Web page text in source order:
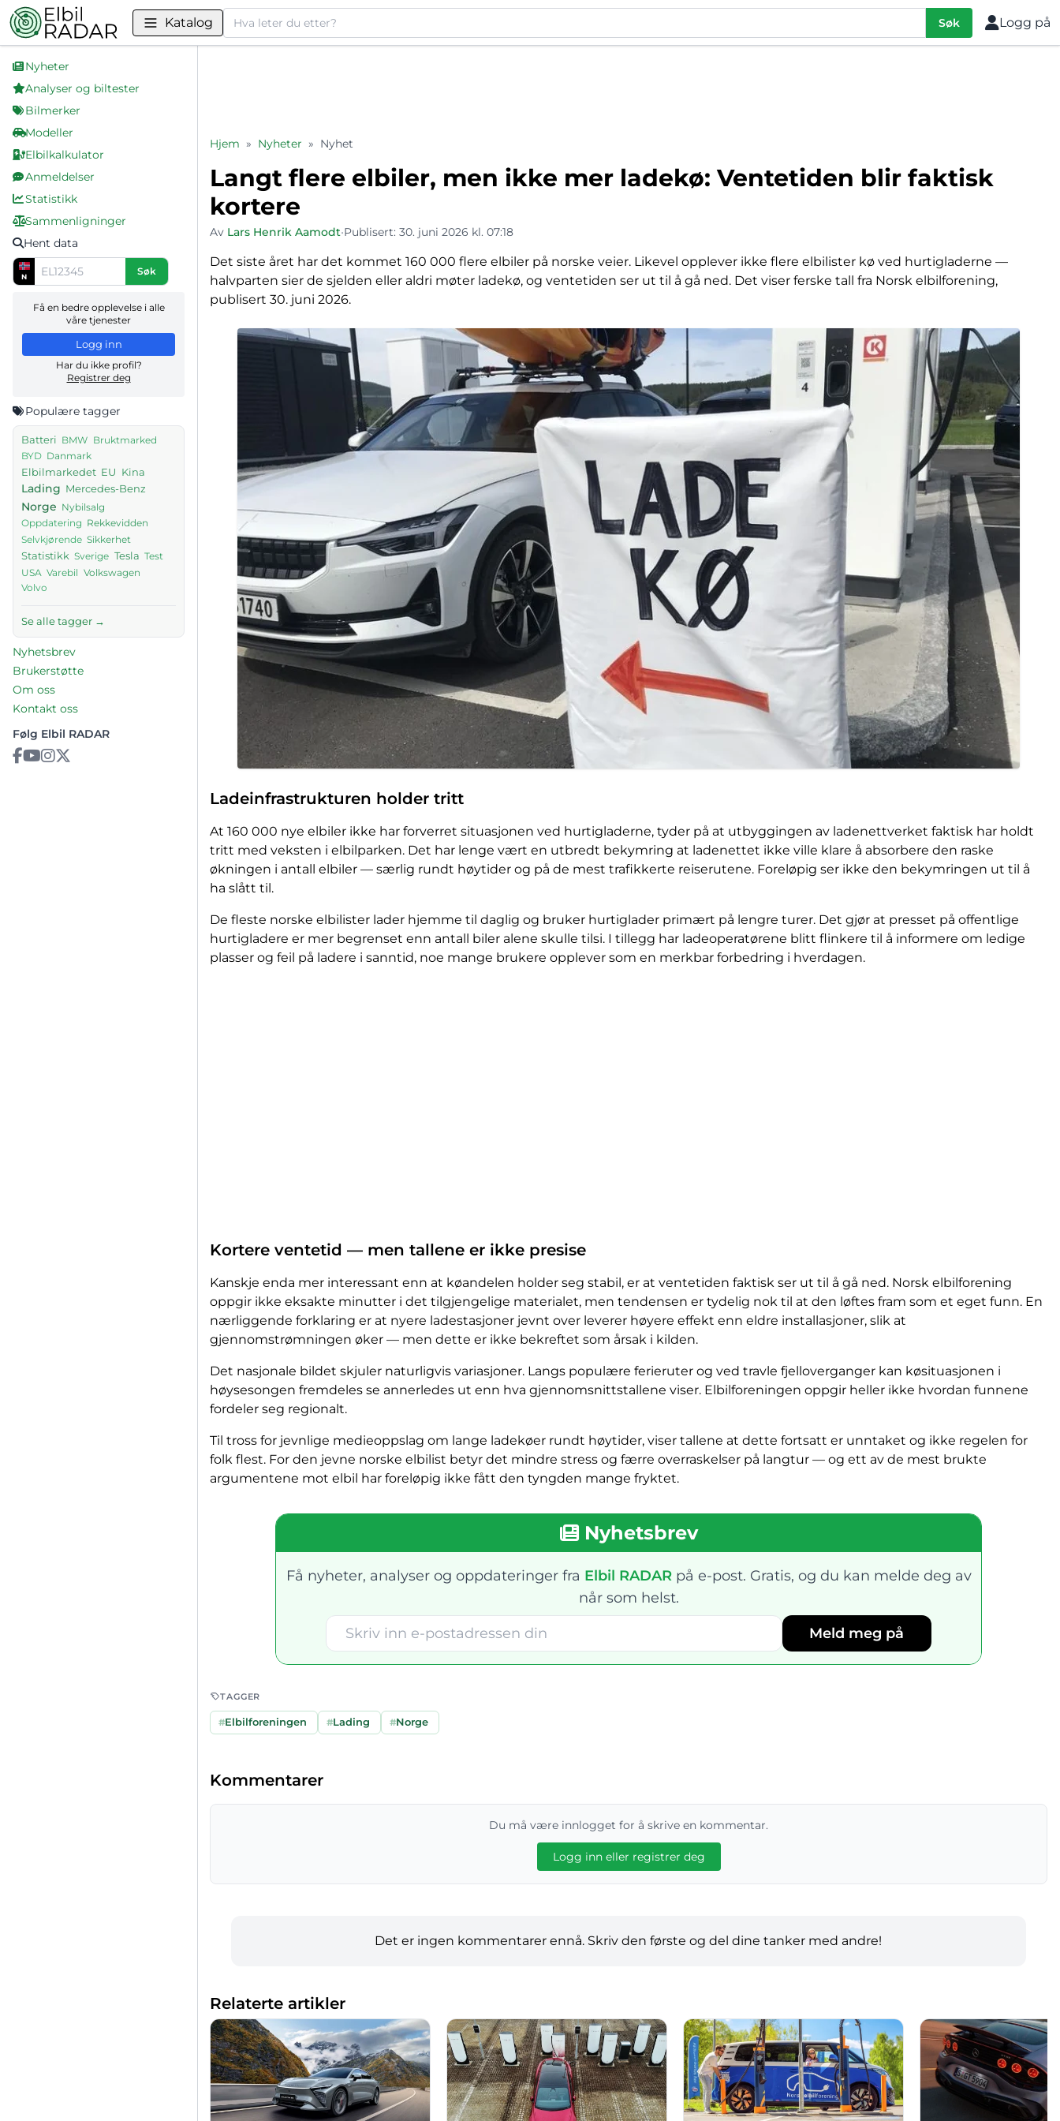
Katalog Søk Søk Logg på
Nyheter
Analyser og biltester
Bilmerker
Modeller
Elbilkalkulator
Anmeldelser
Statistikk
Sammenligninger
Hent data
N Søk
Få en bedre opplevelse i alle
våre tjenester
Logg inn
Har du ikke profil?
Registrer deg
Populære tagger
Batteri BMW Bruktmarked
BYD Danmark
Elbilmarkedet EU Kina
Lading Mercedes-Benz
Norge Nybilsalg
Oppdatering Rekkevidden
Selvkjørende Sikkerhet
Statistikk Sverige Tesla Test
USA Varebil Volkswagen
Volvo
Se alle tagger →
Nyhetsbrev
Brukerstøtte
Om oss
Kontakt oss
Følg Elbil RADAR
Hjem » Nyheter » Nyhet
Langt flere elbiler, men ikke mer ladekø: Ventetiden blir faktisk
kortere
Av Lars Henrik Aamodt•Publisert: 30. juni 2026 kl. 07:18
Det siste året har det kommet 160 000 flere elbiler på norske veier. Likevel opplever ikke flere elbilister kø ved hurtigladerne —
halvparten sier de sjelden eller aldri møter ladekø, og ventetiden ser ut til å gå ned. Det viser ferske tall fra Norsk elbilforening,
publisert 30. juni 2026.
Ladeinfrastrukturen holder tritt
At 160 000 nye elbiler ikke har forverret situasjonen ved hurtigladerne, tyder på at utbyggingen av ladenettverket faktisk har holdt
tritt med veksten i elbilparken. Det har lenge vært en utbredt bekymring at ladenettet ikke ville klare å absorbere den raske
økningen i antall elbiler — særlig rundt høytider og på de mest trafikkerte reiserutene. Foreløpig ser ikke den bekymringen ut til å
ha slått til.
De fleste norske elbilister lader hjemme til daglig og bruker hurtiglader primært på lengre turer. Det gjør at presset på offentlige
hurtigladere er mer begrenset enn antall biler alene skulle tilsi. I tillegg har ladeoperatørene blitt flinkere til å informere om ledige
plasser og feil på ladere i sanntid, noe mange brukere opplever som en merkbar forbedring i hverdagen.
Kortere ventetid — men tallene er ikke presise
Kanskje enda mer interessant enn at køandelen holder seg stabil, er at ventetiden faktisk ser ut til å gå ned. Norsk elbilforening
oppgir ikke eksakte minutter i det tilgjengelige materialet, men tendensen er tydelig nok til at den løftes fram som et eget funn. En
nærliggende forklaring er at nyere ladestasjoner jevnt over leverer høyere effekt enn eldre installasjoner, slik at
gjennomstrømningen øker — men dette er ikke bekreftet som årsak i kilden.
Det nasjonale bildet skjuler naturligvis variasjoner. Langs populære ferieruter og ved travle fjelloverganger kan køsituasjonen i
høysesongen fremdeles se annerledes ut enn hva gjennomsnittstallene viser. Elbilforeningen oppgir heller ikke hvordan funnene
fordeler seg regionalt.
Til tross for jevnlige medieoppslag om lange ladekøer rundt høytider, viser tallene at dette fortsatt er unntaket og ikke regelen for
folk flest. For den jevne norske elbilist betyr det mindre stress og færre overraskelser på langtur — og ett av de mest brukte
argumentene mot elbil har foreløpig ikke fått den tyngden mange fryktet.
Nyhetsbrev
Få nyheter, analyser og oppdateringer fra Elbil RADARpå e-post. Gratis, og du kan melde deg av
når som helst.
Meld meg på
TAGGER
#Elbilforeningen #Lading #Norge
Kommentarer
Du må være innlogget for å skrive en kommentar.
Logg inn eller registrer deg
Det er ingen kommentarer ennå. Skriv den første og del dine tanker med andre!
Relaterte artikler